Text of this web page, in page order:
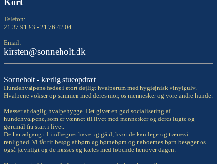
Kort
Telefon:
21 37 91 93 - 21 76 42 04
Email:
kirsten@sonneholt.dk
Sonneholt - kærlig stueopdræt
Hundehvalpene fødes i stort dejligt hvalperum med hygiejnisk vinylgulv.
Hvalpene vokser op sammen med deres mor, os mennesker og vore andre hunde.
Masser af daglig hvalpehygge. Det giver en god socialisering af
hundehvalpene, som er vænnet til livet med mennesker og deres lugte og
gøremål fra start i livet.
De har adgang til indhegnet have og gård, hvor de kan lege og trænes i
renlighed. Vi får tit besøg af børn og børnebørn og naboernes børn besøger os
også jævnligt og de nusses og kæles med løbende henover dagen.